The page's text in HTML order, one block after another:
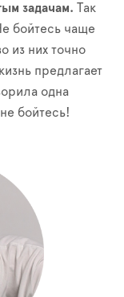
задачам. Так
бойтесь чаще
из них точно
предлагает
одна
бойтесь!